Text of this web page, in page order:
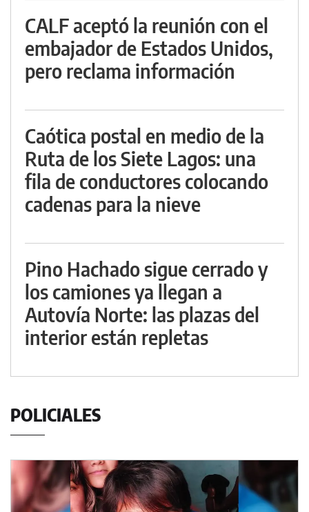
CALF aceptó la reunión con el
embajador de Estados Unidos,
pero reclama información
Caótica postal en medio de la
Ruta de los Siete Lagos: una
fila de conductores colocando
cadenas para la nieve
Pino Hachado sigue cerrado y
los camiones ya llegan a
Autovía Norte: las plazas del
interior están repletas
POLICIALES